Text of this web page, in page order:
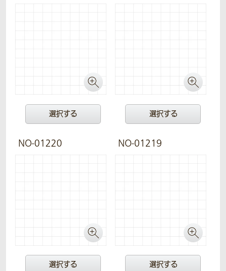
選択する 選択する
NO-01220
選択する
NO-01219
選択する